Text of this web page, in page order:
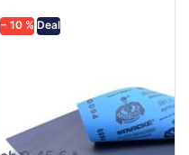
− 10 % Deal
diversen Körnungen
Nass-Schleifpapier zur nass
und trocken anwendung